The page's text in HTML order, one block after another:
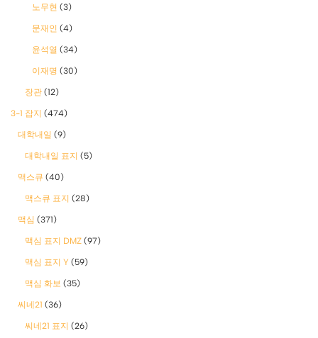
노무현 (3)
문재인 (4)
윤석열 (34)
이재명 (30)
장관 (12)
3-1 잡지 (474)
대학내일 (9)
대학내일 표지 (5)
맥스큐 (40)
맥스큐 표지 (28)
맥심 (371)
맥심 표지 DMZ (97)
맥심 표지 Y (59)
맥심 화보 (35)
씨네21 (36)
씨네21 표지 (26)